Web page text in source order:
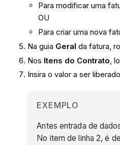
Para modificar uma
OU
Para criar uma nova
Na guia Geral da fatura,
Nos Itens do Contrato ,
Insira o valor a ser
EXEMPLO
Antes entrada de
No item de linha 2, é